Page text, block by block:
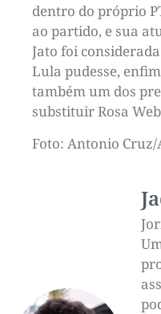
dentro do próprio
ao partido, e sua
Jato foi
Lula pudesse,
também um dos
substituir Rosa
Foto: Antonio